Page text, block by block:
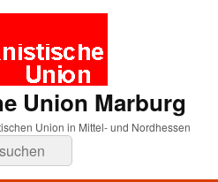
Union Marburg
Union in Mittel- und Nordhessen
Suchen